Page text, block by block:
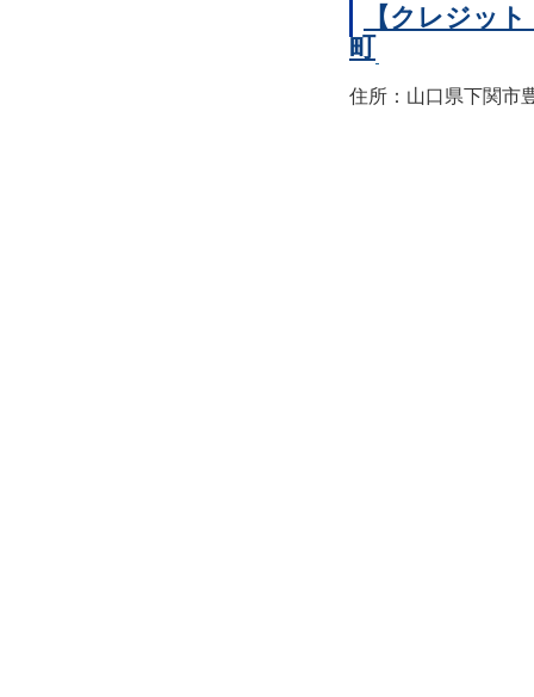
【クレジッ
町
住所：山口県下関市